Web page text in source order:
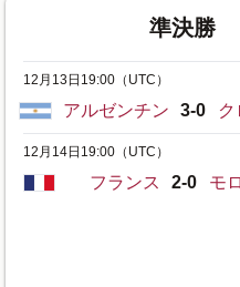
準決勝
12月13日19:00（UTC）
アルゼンチン 3-0
12月14日19:00（UTC）
フランス 2-0 モ